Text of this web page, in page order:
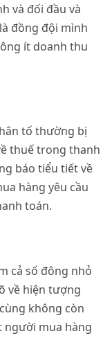
và đối đầu và
đồng đội mình
ít doanh thu
tố thường bị
thuế trong thanh
báo tiểu tiết về
hàng yêu cầu
toán.
cả số đông nhỏ
về hiện tượng
không còn
người mua hàng